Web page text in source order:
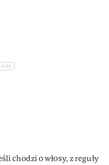
chodzi o włosy, z reguły